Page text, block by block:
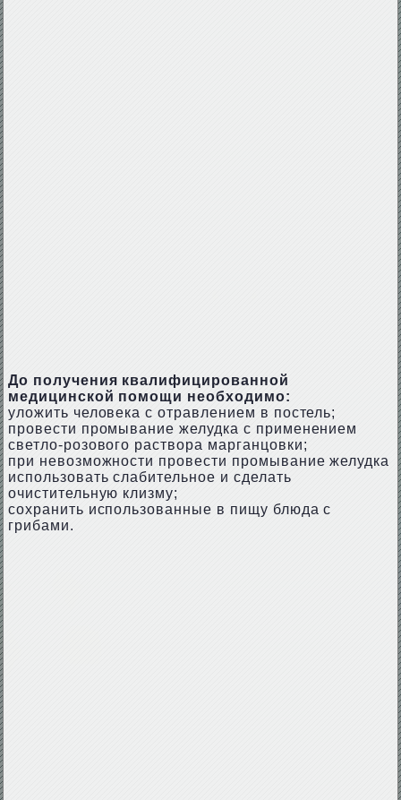
До получения квалифицированной
медицинской помощи необходимо:
уложить человека с отравлением в постель;
провести промывание желудка с применением
светло-розового раствора марганцовки;
при невозможности провести промывание желудка
использовать слабительное и сделать
очистительную клизму;
сохранить использованные в пищу блюда с
грибами.